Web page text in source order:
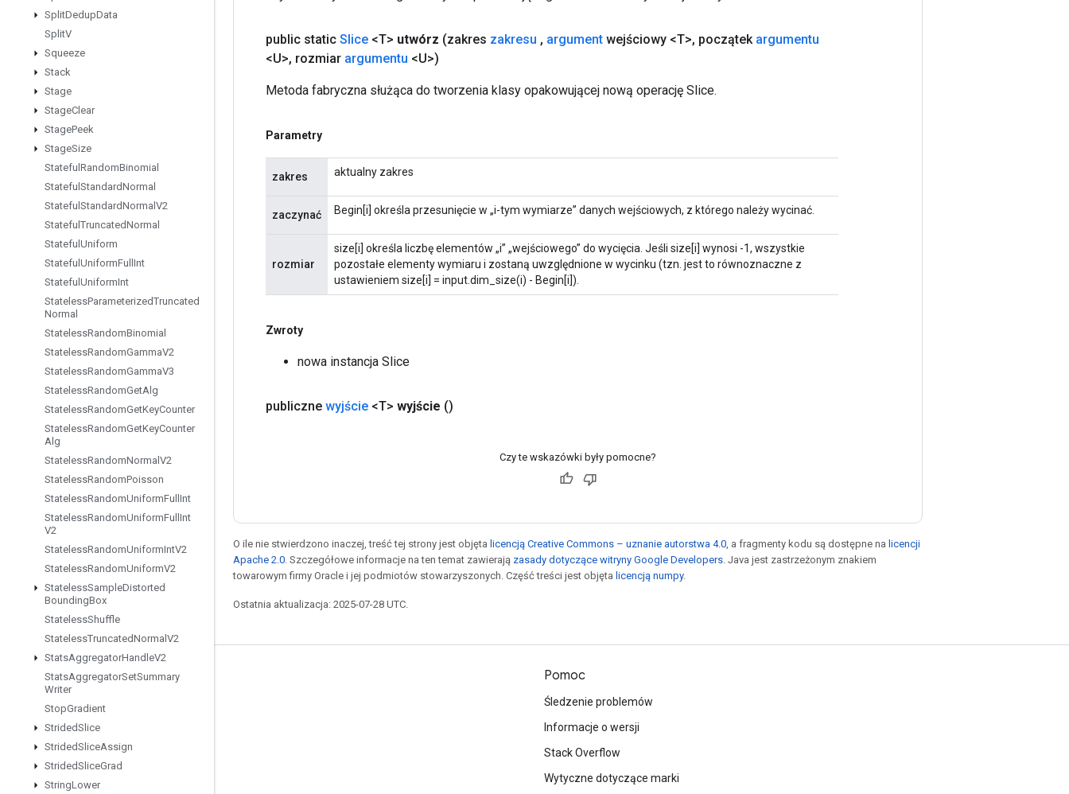
SplitDedupData
SplitV
Squeeze
Stack
Stage
StageClear
StagePeek
StageSize
Stateful RandomBinomial
Stateful StandardNormal
Stateful StandardNormal V2
Stateful TruncatedNormal
Stateful Uniform
Stateful UniformFull Int
Stateful UniformInt
StatelessParameterizedTruncated
Normal
StatelessRandomBinomial
StatelessRandomGammaV2
StatelessRandomGammaV3
StatelessRandomGetAlg
StatelessRandomGetKeyCounter
StatelessRandomGetKeyCounter
Alg
StatelessRandomNormal V2
StatelessRandomPoisson
StatelessRandomUniformFull Int
StatelessRandomUniformFull Int
V2
StatelessRandomUniformIntV2
StatelessRandomUniformV2
StatelessSampleDistorted
BoundingBox
StatelessShuffle
StatelessTruncatedNormal V2
StatsAggregatorHandleV2
StatsAggregatorSetSummary
Writer
StopGradient
StridedSlice
StridedSliceAssign
StridedSliceGrad
StringLower
public static Slice <T> utwórz (zakres zakresu , argument wejściowy <T>, początek argumentu
<U>, rozmiar argumentu <U>)
Metoda fabryczna służąca do tworzenia klasy opakowującej nową operację Slice.
Parametry
zakres aktualny zakres
zaczynać Begin[i] określa przesunięcie w „i-tym wymiarze” danych wejściowych, z którego należy wycinać.
rozmiar
size[i] określa liczbę elementów „i” „wejściowego” do wycięcia. Jeśli size[i] wynosi -1, wszystkie
pozostałe elementy wymiaru i zostaną uwzględnione w wycinku (tzn. jest to równoznaczne z
ustawieniem size[i] = input.dim_size(i) - Begin[i]).
Zwroty
nowa instancja Slice
publiczne wyjście <T> wyjście ()
Czy te wskazówki były pomocne?
O ile nie stwierdzono inaczej, treść tej strony jest objęta licencją Creative Commons – uznanie autorstwa 4.0 , a fragmenty kodu są dostępne na licencji
Apache 2.0 . Szczegółowe informacje na ten temat zawierają zasady dotyczące witryny Google Developers . Java jest zastrzeżonym znakiem
towarowym firmy Oracle i jej podmiotów stowarzyszonych. Część treści jest objęta licencją numpy.
Ostatnia aktualizacja: 2025-07-28 UTC.
Pozostawaj w kontakcie
Forum
GitHub
Pomoc
Śledzenie problemów
Informacje o wersji
Stack Overflow
Wytyczne dotyczące marki